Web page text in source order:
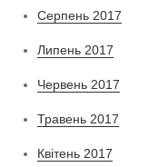
Серпень 2017
Липень 2017
Червень 2017
Травень 2017
Квітень 2017